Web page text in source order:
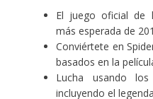
El juego oficial de
más esperada de
Conviértete en
basados en la
Lucha usando
incluyendo el